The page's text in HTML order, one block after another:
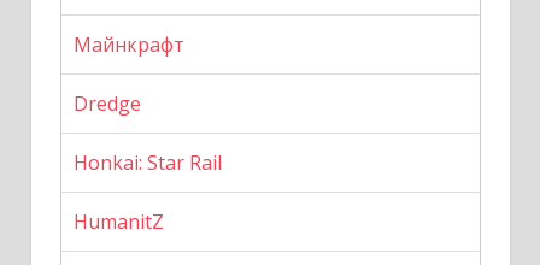
Майнкрафт
Dredge
Honkai: Star Rail
HumanitZ